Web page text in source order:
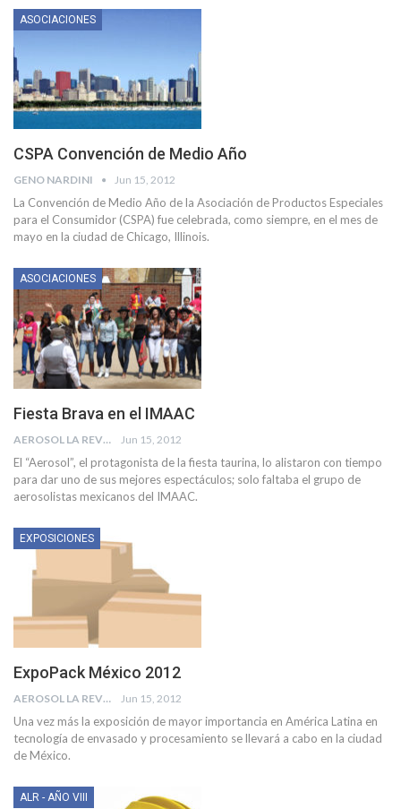
ASOCIACIONES
CSPA Convención de Medio Año
GENO NARDINI Jun 15, 2012
La Convención de Medio Año de la Asociación de Productos Especiales
para el Consumidor (CSPA) fue celebrada, como siempre, en el mes de
mayo en la ciudad de Chicago, Illinois.
ASOCIACIONES
Fiesta Brava en el IMAAC
AEROSOL LA REVISTA Jun 15, 2012
El “Aerosol”, el protagonista de la fiesta taurina, lo alistaron con tiempo
para dar uno de sus mejores espectáculos; solo faltaba el grupo de
aerosolistas mexicanos del IMAAC.
EXPOSICIONES
ExpoPack México 2012
AEROSOL LA REVISTA Jun 15, 2012
Una vez más la exposición de mayor importancia en América Latina en
tecnología de envasado y procesamiento se llevará a cabo en la ciudad
de México.
ALR - AÑO VIII